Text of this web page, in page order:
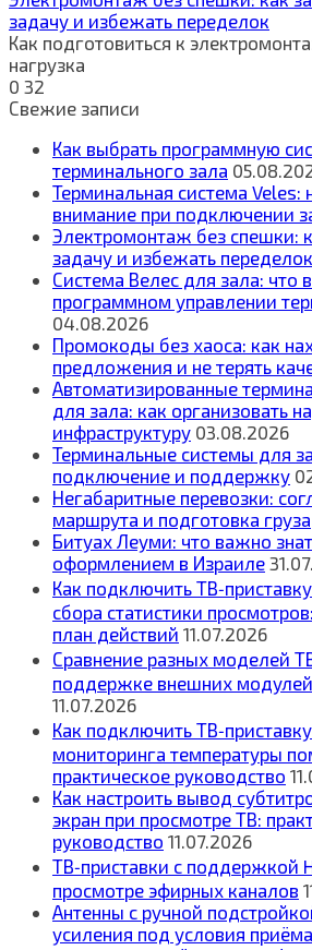
задачу и избежать переделок
Как подготовиться к
нагрузка
0 32
Свежие записи
Как выбрать программную
терминального зала
Терминальная система Veles:
внимание при подключении
Электромонтаж без спешки:
задачу и избежать переделок
Система Велес для зала: что
программном управлении
04.08.2026
Промокоды без хаоса: как
предложения и не терять
Автоматизированные
для зала: как организовать
инфраструктуру 03.08.2026
Терминальные системы для
подключение и поддержку
Негабаритные перевозки:
маршрута и подготовка груза
Битуах Леуми: что важно
оформлением в Израиле
Как подключить
сбора статистики
план действий 11.07.2026
Сравнение разных моделей
поддержке внешних
11.07.2026
Как подключить
мониторинга температуры
практическое руководство
Как настроить вывод
экран при просмотре ТВ:
руководство 11.07.2026
ТВ‑приставки с поддержкой
просмотре эфирных каналов
Антенны с ручной
усиления под условия